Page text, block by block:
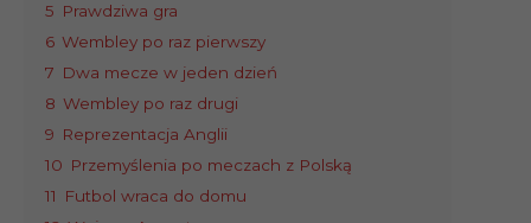
5 Prawdziwa gra
6 Wembley po raz pierwszy
7 Dwa mecze w jeden dzień
8 Wembley po raz drugi
9 Reprezentacja Anglii
10 Przemyślenia po meczach z Polską
11
Futbol wraca do domu